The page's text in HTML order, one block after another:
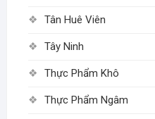
Tân Huê Viên
Tây Ninh
Thực Phẩm Khô
Thực Phẩm Ngâm